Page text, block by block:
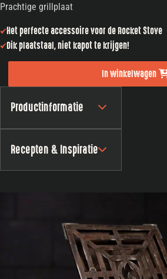
Prachtige grillplaat
Het perfecte accessoire voor de Rocket Stove
Dik plaatstaal, niet kapot te krijgen!
In winkelwagen
Productinformatie
Recepten & Inspiratie